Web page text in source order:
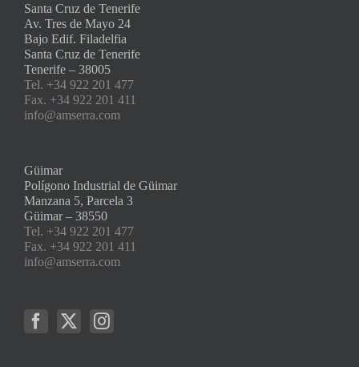
Santa Cruz de Tenerife
Av. Tres de Mayo 24
Bajo Edif. Filadelfia
Santa Cruz de Tenerife
Tenerife – 38005
Tel. +34 922 201 477
Fax. +34 922 201 411
info@amserra.com
Güimar
Polígono Industrial de Güimar
Manzana 5, Parcela 3
Güimar – 38550
Tel. +34 922 201 477
Fax. +34 922 201 411
info@amserra.com